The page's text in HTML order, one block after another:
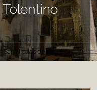
San Nicolás de Tolentino